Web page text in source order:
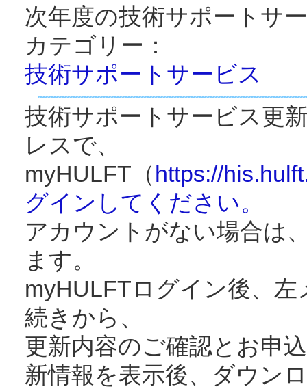
次年度の技術サポートサ
カテゴリー：
技術サポートサービス
技術サポートサービス更
レスで、
myHULFT（https://
グインしてください。
アカウントがない場合は
ます。
myHULFTログイン後、
続きから、
更新内容のご確認とお申
新情報を表示後、ダウン